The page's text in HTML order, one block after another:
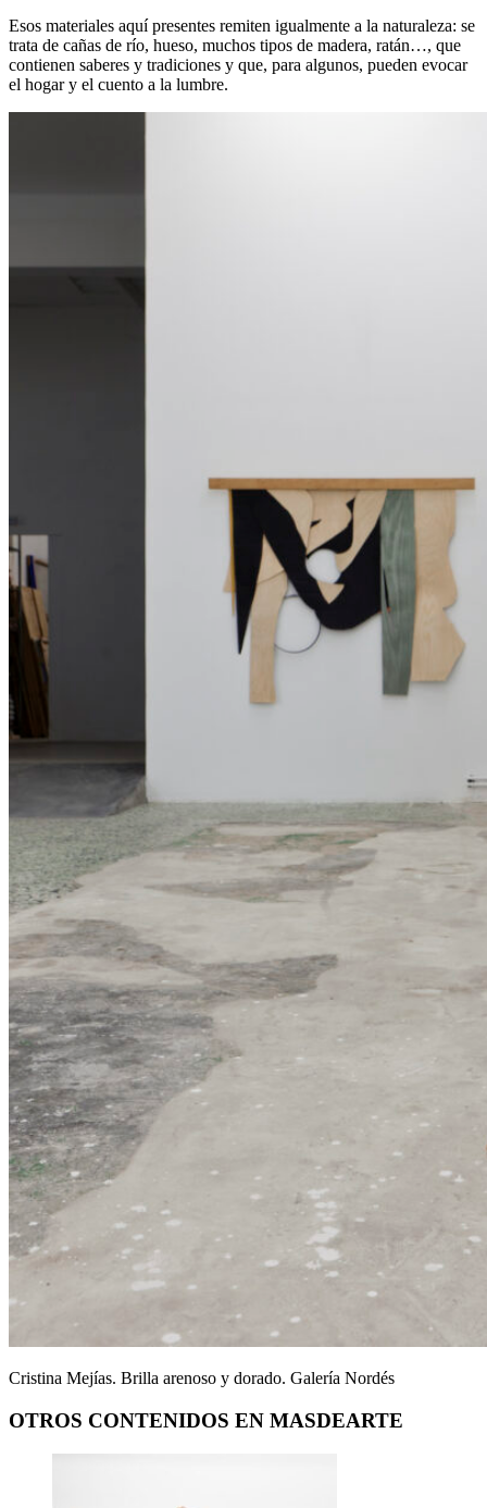
Esos materiales aquí presentes remiten igualmente a la naturaleza: se
trata de cañas de río, hueso, muchos tipos de madera, ratán…, que
contienen saberes y tradiciones y que, para algunos, pueden evocar
el hogar y el cuento a la lumbre.
Cristina Mejías. Brilla arenoso y dorado. Galería Nordés
OTROS CONTENIDOS EN MASDEARTE